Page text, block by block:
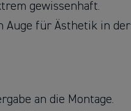
gewissenhaft.
Auge für Ästhetik in der
an die Montage.